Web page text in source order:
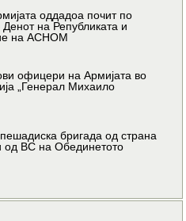
оддадоа почит по
Денот на Републиката и
на АСНОМ
офицери на Армијата во
„Генерал Михаило
бригада од страна
од ВС на Обединетото